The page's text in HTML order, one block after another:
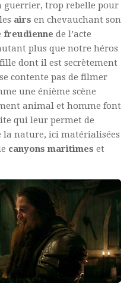
guerrier, trop rebelle pour
airs en chevauchant son
freudienne de l’acte
plus que notre héros
dont il est secrètement
contente pas de filmer
une énième scène
animal et homme font
qui leur permet de
la nature, ici matérialisées
canyons maritimes et